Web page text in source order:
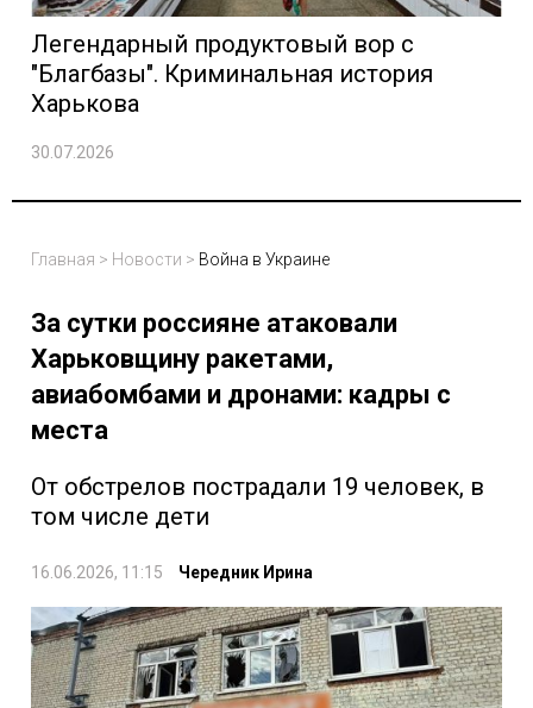
Легендарный продуктовый вор с
"Благбазы". Криминальная история
Харькова
30.07.2026
Главная > Новости > Война в Украине
За сутки россияне атаковали
Харьковщину ракетами,
авиабомбами и дронами: кадры с
места
От обстрелов пострадали 19 человек, в
том числе дети
16.06.2026, 11:15 Чередник Ирина